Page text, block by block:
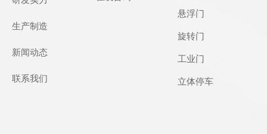
生产制造
新闻动态
联系我们
悬浮门
旋转门
工业门
立体停车